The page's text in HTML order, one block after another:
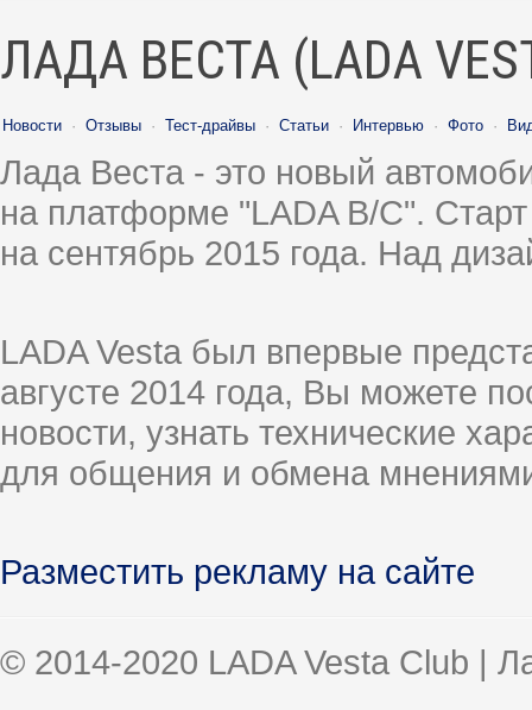
ЛАДА ВЕСТА (LADA
Новости · Отзывы · Тест-драйвы · Статьи · Интервью · Фото ·
Лада Веста - это новый
на платформе "LADA B/C".
на сентябрь 2015 года. Над
LADA Vesta был впервые
августе 2014 года, Вы можете
новости, узнать технические
для общения и обмена
Разместить рекламу на сайте
© 2014-2020 LADA Vesta Club |